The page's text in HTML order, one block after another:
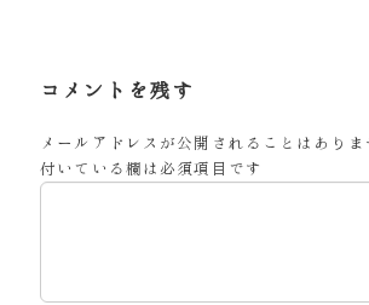
コメントを残す
メールアドレスが公開されることはありま
付いている欄は必須項目です